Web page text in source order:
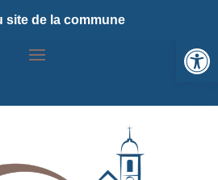
site de la commune